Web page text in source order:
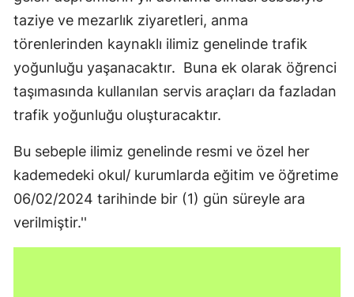
taziye ve mezarlık ziyaretleri, anma
törenlerinden kaynaklı ilimiz genelinde trafik
yoğunluğu yaşanacaktır. Buna ek olarak öğrenci
taşımasında kullanılan servis araçları da fazladan
trafik yoğunluğu oluşturacaktır.
Bu sebeple ilimiz genelinde resmi ve özel her
kademedeki okul/ kurumlarda eğitim ve öğretime
06/02/2024 tarihinde bir (1) gün süreyle ara
verilmiştir.''